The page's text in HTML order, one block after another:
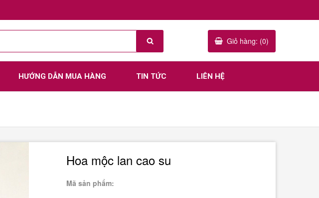
Giỏ hàng: (0)
HƯỚNG DẪN MUA HÀNG TIN TỨC LIÊN HỆ
Hoa mộc lan cao su
Mã sản phẩm: